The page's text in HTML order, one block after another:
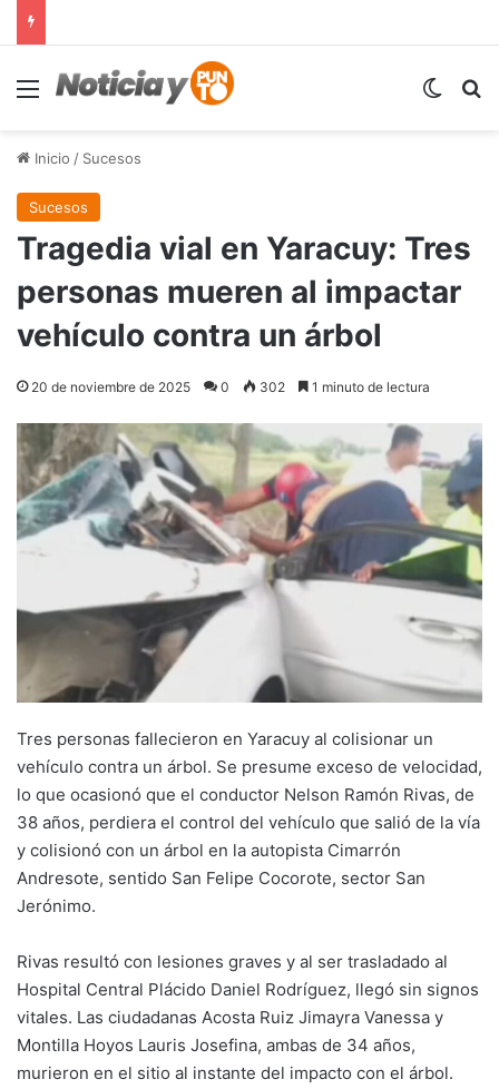
Menú
Inicio / Sucesos
Sucesos
Tragedia vial en Yaracuy: Tres
personas mueren al impactar
vehículo contra un árbol
20 de noviembre de 2025 0 302 1 minuto de lectura
Tres personas fallecieron en Yaracuy al colisionar un
vehículo contra un árbol. Se presume exceso de velocidad,
lo que ocasionó que el conductor Nelson Ramón Rivas, de
38 años, perdiera el control del vehículo que salió de la vía
y colisionó con un árbol en la autopista Cimarrón
Andresote, sentido San Felipe Cocorote, sector San
Jerónimo.
Rivas resultó con lesiones graves y al ser trasladado al
Hospital Central Plácido Daniel Rodríguez, llegó sin signos
vitales. Las ciudadanas Acosta Ruiz Jimayra Vanessa y
Montilla Hoyos Lauris Josefina, ambas de 34 años,
murieron en el sitio al instante del impacto con el árbol.